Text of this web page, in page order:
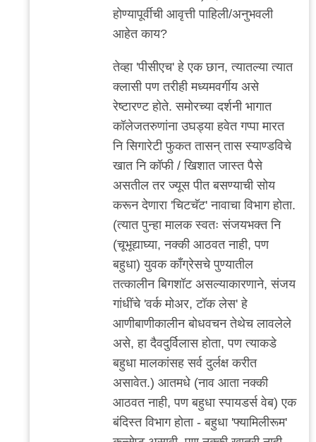
लहान
by
ढेरे
होण्यापूर्वीची आवृत्ती पाहिली/अनुभवली
आहेत काय?
तेव्हा 'पीसीएच' हे एक छान, त्यातल्या त्यात
क्लासी पण तरीही मध्यमवर्गीय असे
रेष्टारण्ट होते. समोरच्या दर्शनी भागात
कॉलेजतरुणांना उघड्या हवेत गप्पा मारत
नि सिगारेटी फुकत तासन् तास स्याण्डविचे
खात नि कॉफी / खिशात जास्त पैसे
असतील तर ज्यूस पीत बसण्याची सोय
करून देणारा 'चिटचॅट' नावाचा विभाग होता.
(त्यात पुन्हा मालक स्वतः संजयभक्त नि
(चूभूद्याघ्या, नक्की आठवत नाही, पण
बहुधा) युवक काँग्रेसचे पुण्यातील
तत्कालीन बिगशॉट असल्याकारणाने, संजय
गांधींचे 'वर्क मोअर, टॉक लेस' हे
आणीबाणीकालीन बोधवचन तेथेच लावलेले
असे, हा दैवदुर्विलास होता, पण त्याकडे
बहुधा मालकांसह सर्व दुर्लक्ष करीत
असावेत.) आतमधे (नाव आता नक्की
आठवत नाही, पण बहुधा स्पायडर्स वेब) एक
बंदिस्त विभाग होता - बहुधा 'फ्यामिलीरूम'